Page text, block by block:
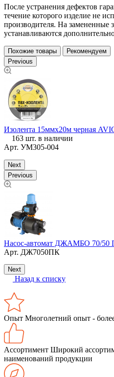
После устранения дефектов
течение которого изделие не
производителя. На замененные
устанавливаются
Похожие товары
Рекомендуем
Previous
Изолента 15ммх20м черная
163 шт. в наличии
Арт. УМ305-004
Next
Previous
Насос-автомат ДЖАМБО 70/50
Арт. ДЖ7050ПК
Next
Назад к списку
Опыт Многолетний опыт -
Ассортимент Широкий
наименований продукции